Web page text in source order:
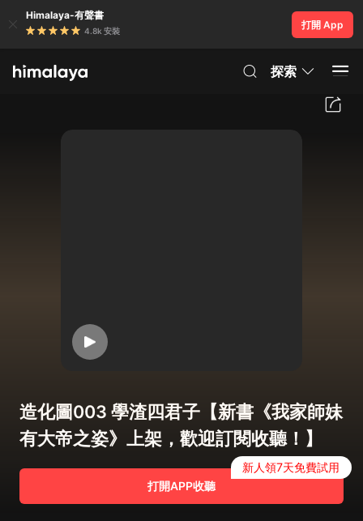
Himalaya-有聲書
4.8k 安裝
打開 App
探索
造化圖003 學渣四君子【新書《我家師妹
有大帝之姿》上架，歡迎訂閱收聽！】
打開APP收聽
新人領7天免費試用